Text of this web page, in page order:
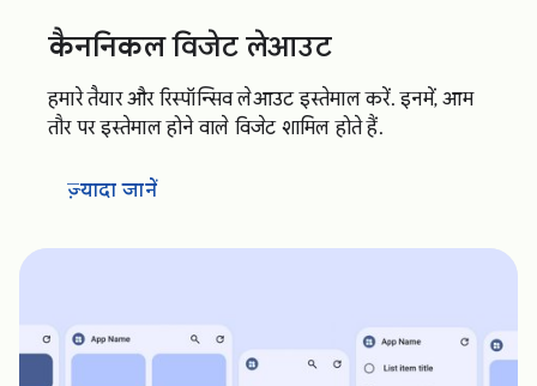
कैननिकल विजेट लेआउट
हमारे तैयार और रिस्पॉन्सिव लेआउट इस्तेमाल करें. इनमें, आम
तौर पर इस्तेमाल होने वाले विजेट शामिल होते हैं.
ज़्यादा जानें